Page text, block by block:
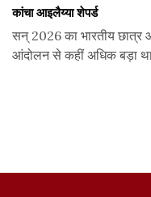
कांचा आइलैय्या शेपर्ड
सन् 2026 का भारतीय छात्र
आंदोलन से कहीं अधिक बड़ा